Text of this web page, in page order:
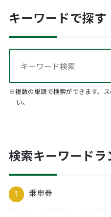
キーワードで探す
※複数の単語で検索ができます。
い。
検索キーワードラ
乗車券